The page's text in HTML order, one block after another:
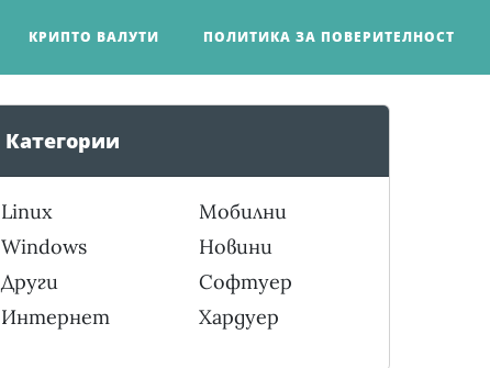
КРИПТО ВАЛУТИ ПОЛИТИКА ЗА ПОВЕРИТЕЛНОСТ
Категории
Linux
Windows
Други
Интернет
Мобилни
Новини
Софтуер
Хардуер